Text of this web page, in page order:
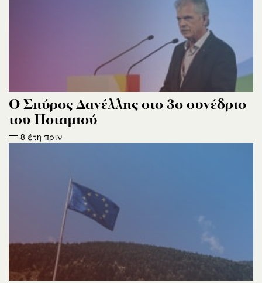
Ο Σπύρος Δανέλλης στο 3ο συνέδριο
του Ποταμιού
8 έτη πριν